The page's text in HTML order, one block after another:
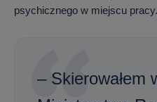
psychicznego w miejscu pracy.
– Skierowałem